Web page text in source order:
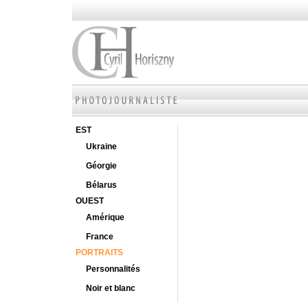
EST
Ukraine
Géorgie
Bélarus
OUEST
Amérique
France
PORTRAITS
Personnalités
Noir et blanc